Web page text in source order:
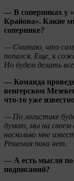
— В соперниках у
Крайова». Какие
сопернике?
— Считаю, что
попался. Еще, к
Но будем делать
— Команда
венгерском
что-то уже
— По логистике
думаю, мы на своем
насколько мне
Решения пока нет.
— А есть мысли по
подписаний?